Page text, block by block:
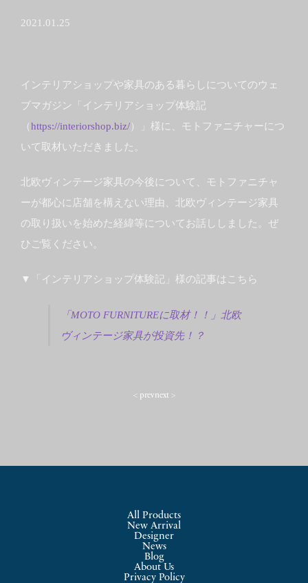
2021.01.25
インテリアショップや家具のある暮らしについてのウェ
ブマガジン「インテリアショップ体験記
（https://interiorshop.biz/）」様に、モトファニチャーにつ
いて取材いただきました。
北欧ヴィンテージ家具の今後について、モトファニチャ
ーが都心に店舗を構えない理由、北欧ヴィンテージ家具
の取り扱いを始めた経緯等についてお話ししました。ぜ
ひご覧ください。
▼「インテリアショップ体験記」様の記事はこちら
「MOTO FURNITUREに取材！！」北欧
ヴィンテージ家具が投資先！？
< prevnext >
All Products
New Arrival
Designer
News
Blog
About Us
Privacy Policy